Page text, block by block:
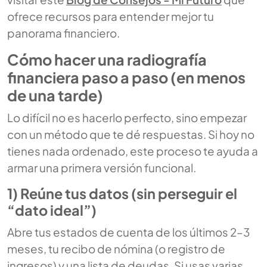
ofrece recursos para entender mejor tu
panorama financiero.
Cómo hacer una radiografía
financiera paso a paso (en menos
de una tarde)
Lo difícil no es hacerlo perfecto, sino empezar
con un método que te dé respuestas. Si hoy no
tienes nada ordenado, este proceso te ayuda a
armar una primera versión funcional.
1) Reúne tus datos (sin perseguir el
“dato ideal”)
Abre tus estados de cuenta de los últimos 2–3
meses, tu recibo de nómina (o registro de